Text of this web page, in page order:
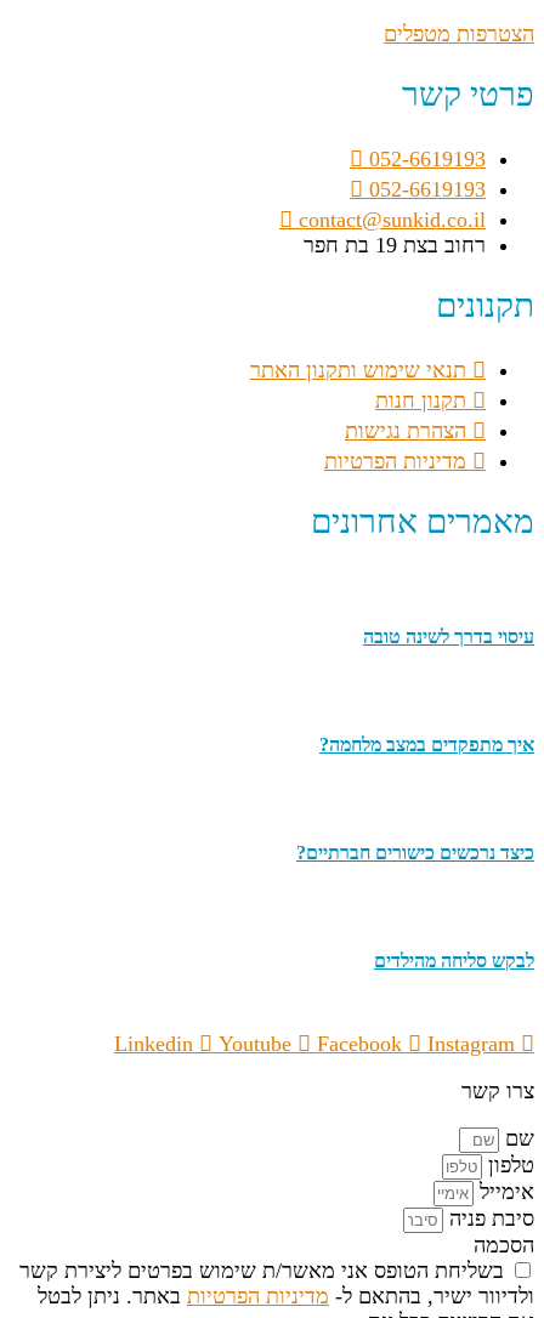
הצטרפות מטפלים
פרטי קשר
052-6619193
052-6619193
contact@sunkid.co.il
רחוב בצת 19 בת חפר
תקנונים
תנאי שימוש ותקנון האתר
תקנון חנות
הצהרת נגישות
מדיניות הפרטיות
מאמרים אחרונים
עיסוי בדרך לשינה טובה
איך מתפקדים במצב מלחמה?
כיצד נרכשים כישורים חברתיים?
לבקש סליחה מהילדים
Linkedin Youtube Facebook
Instagram
צרו קשר
שם
טלפון
אימייל
סיבת פניה
הסכמה
בשליחת הטופס אני מאשר/ת שימוש בפרטים ליצירת קשר
ולדיוור ישיר, בהתאם ל- מדיניות הפרטיות באתר. ניתן לבטל